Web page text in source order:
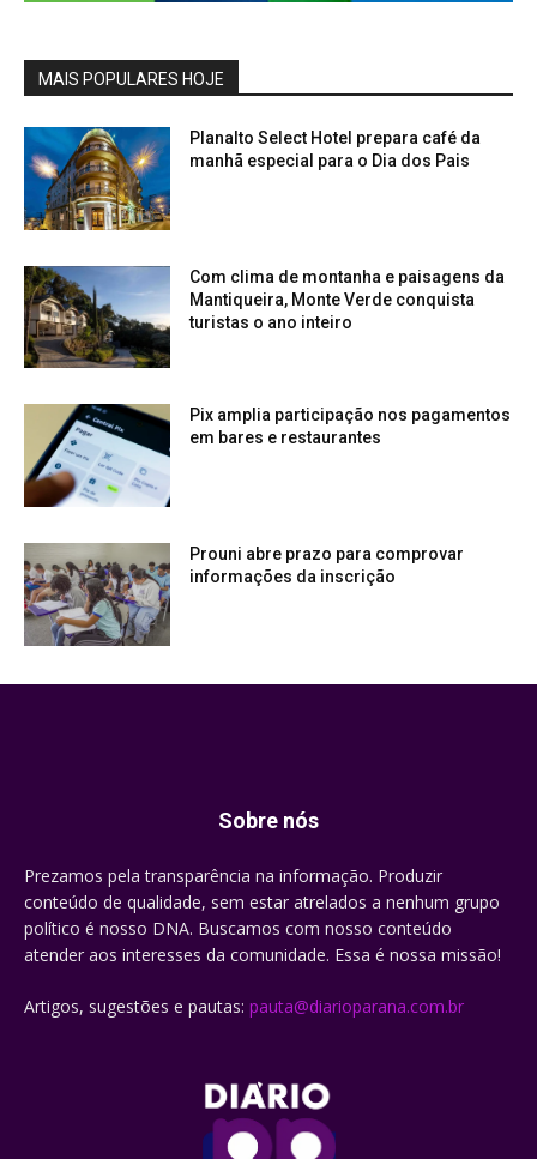
MAIS POPULARES HOJE
Planalto Select Hotel prepara café da
manhã especial para o Dia dos Pais
Com clima de montanha e paisagens da
Mantiqueira, Monte Verde conquista
turistas o ano inteiro
Pix amplia participação nos pagamentos
em bares e restaurantes
Prouni abre prazo para comprovar
informações da inscrição
Sobre nós
Prezamos pela transparência na informação. Produzir
conteúdo de qualidade, sem estar atrelados a nenhum grupo
político é nosso DNA. Buscamos com nosso conteúdo
atender aos interesses da comunidade. Essa é nossa missão!
Artigos, sugestões e pautas: pauta@diarioparana.com.br